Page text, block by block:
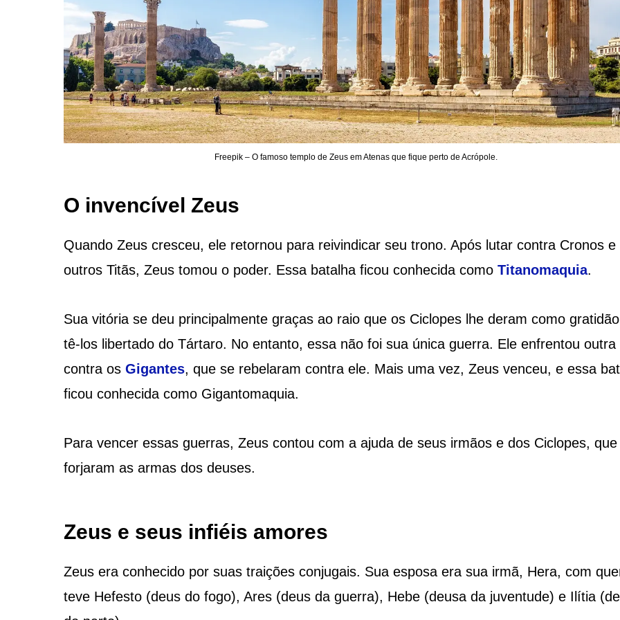
Freepik – O famoso templo de Zeus em Atenas que fique perto de Acrópole.
O invencível Zeus
Quando Zeus cresceu, ele retornou para reivindicar seu trono. Após lutar contra Cronos e
outros Titãs, Zeus tomou o poder. Essa batalha ficou conhecida como Titanomaquia.
Sua vitória se deu principalmente graças ao raio que os Ciclopes lhe deram como
tê-los libertado do Tártaro. No entanto, essa não foi sua única guerra. Ele enfrentou outra
contra os Gigantes, que se rebelaram contra ele. Mais uma vez, Zeus venceu, e essa
ficou conhecida como Gigantomaquia.
Para vencer essas guerras, Zeus contou com a ajuda de seus irmãos e dos Ciclopes, que
forjaram as armas dos deuses.
Zeus e seus infiéis amores
Zeus era conhecido por suas traições conjugais. Sua esposa era sua irmã, Hera, com
teve Hefesto (deus do fogo), Ares (deus da guerra), Hebe (deusa da juventude) e Ilítia